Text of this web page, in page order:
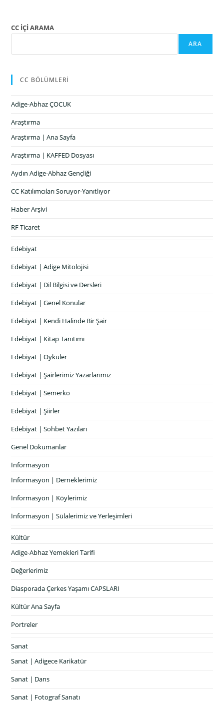
CC İÇİ ARAMA
ARA
CC BÖLÜMLERİ
Adige-Abhaz ÇOCUK
Araştırma
Araştırma | Ana Sayfa
Araştırma | KAFFED Dosyası
Aydın Adige-Abhaz Gençliği
CC Katılımcıları Soruyor-Yanıtlıyor
Haber Arşivi
RF Ticaret
Edebiyat
Edebiyat | Adige Mitolojisi
Edebiyat | Dil Bilgisi ve Dersleri
Edebiyat | Genel Konular
Edebiyat | Kendi Halinde Bir Şair
Edebiyat | Kitap Tanıtımı
Edebiyat | Öyküler
Edebiyat | Şairlerimiz Yazarlarımız
Edebiyat | Semerko
Edebiyat | Şiirler
Edebiyat | Sohbet Yazıları
Genel Dokumanlar
İnformasyon
İnformasyon | Derneklerimiz
İnformasyon | Köylerimiz
İnformasyon | Sülalerimiz ve Yerleşimleri
Kültür
Adige-Abhaz Yemekleri Tarifi
Değerlerimiz
Diasporada Çerkes Yaşamı CAPSLARI
Kültür Ana Sayfa
Portreler
Sanat
Sanat | Adigece Karikatür
Sanat | Dans
Sanat | Fotograf Sanatı